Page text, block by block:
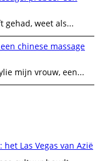
gehad, weet als...
chinese massage
mijn vrouw, een...
Las Vegas van Azië